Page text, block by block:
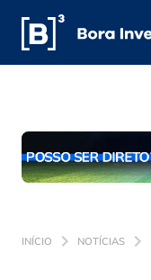
INÍCIO NOTÍCIAS